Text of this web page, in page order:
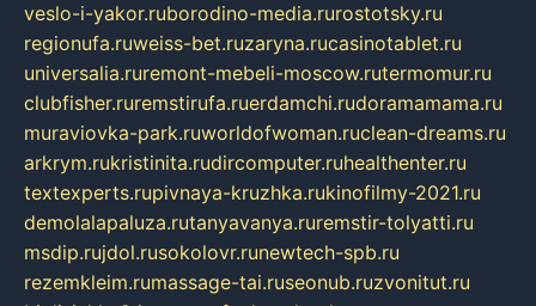
veslo-i-yakor.ruborodino-media.rurostotsky.ru
regionufa.ruweiss-bet.ruzaryna.rucasinotablet.ru
universalia.ruremont-mebeli-moscow.rutermomur.ru
clubfisher.ruremstirufa.ruerdamchi.rudoramamama.ru
muraviovka-park.ruworldofwoman.ruclean-dreams.ru
arkrym.rukristinita.rudircomputer.ruhealthenter.ru
textexperts.rupivnaya-kruzhka.rukinofilmy-2021.ru
demolalapaluza.rutanyavanya.ruremstir-tolyatti.ru
msdip.rujdol.rusokolovr.runewtech-spb.ru
rezemkleim.rumassage-tai.ruseonub.ruzvonitut.ru